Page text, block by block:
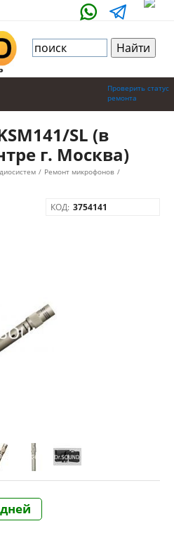
Проверить статус
ремонта
SL (в
г. Москва)
/ Ремонт микрофонов /
КОД: 3754141